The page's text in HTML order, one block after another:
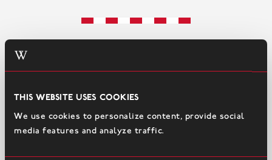
This website uses cookies
We use cookies to personalize content, provide social
media features and analyze traffic.